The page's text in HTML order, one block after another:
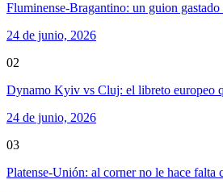
Fluminense-Bragantino: un guion
24 de junio, 2026
02
Dynamo Kyiv vs Cluj: el libreto europeo
24 de junio, 2026
03
Platense-Unión: al corner no le hace falta